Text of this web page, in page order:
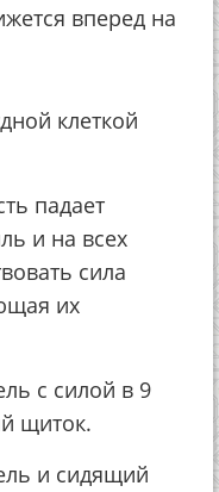
вперед на
клеткой
падает
и на всех
сила
их
с силой в 9
щиток.
и сидящий